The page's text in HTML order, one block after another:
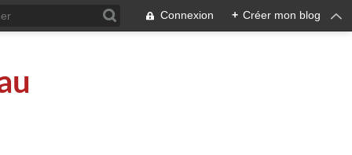
Connexion + Créer mon blog